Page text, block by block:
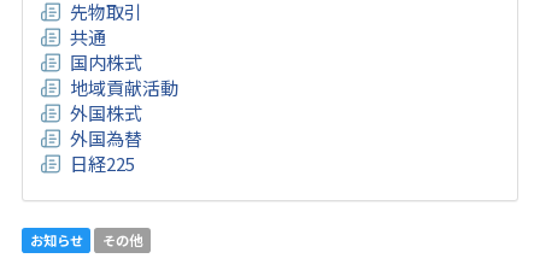
先物取引
共通
国内株式
地域貢献活動
外国株式
外国為替
日経225
お知らせ その他